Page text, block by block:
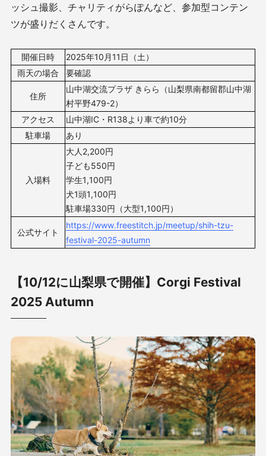
ッシュ撮影、チャリティがらぽんなど、参加型コンテン
ツが盛りだくさんです。
開催日時
2025年10月11日（土）
雨天の場合
要確認
住所
山中湖交流プラザ きらら（山梨県南都留郡山中湖
村平野479-2）
アクセス
山中湖IC・R138より車で約10分
駐車場
あり
入場料
大人2,200円
子ども550円
学生1,100円
犬1頭1,100円
駐車場330円（大型1,100円）
公式サイト
https://www.freestitch.jp/meetup/shih-tzu-
festival-2025-autumn
【10/12に山梨県で開催】Corgi Festival
2025 Autumn